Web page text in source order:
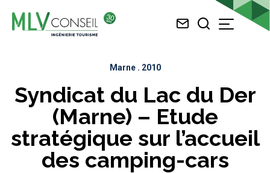
Nous Je
Menu
Marne. 2010
Syndicat du Lac du Der
(Marne) – Etude
stratégique sur l’accueil
des camping-cars